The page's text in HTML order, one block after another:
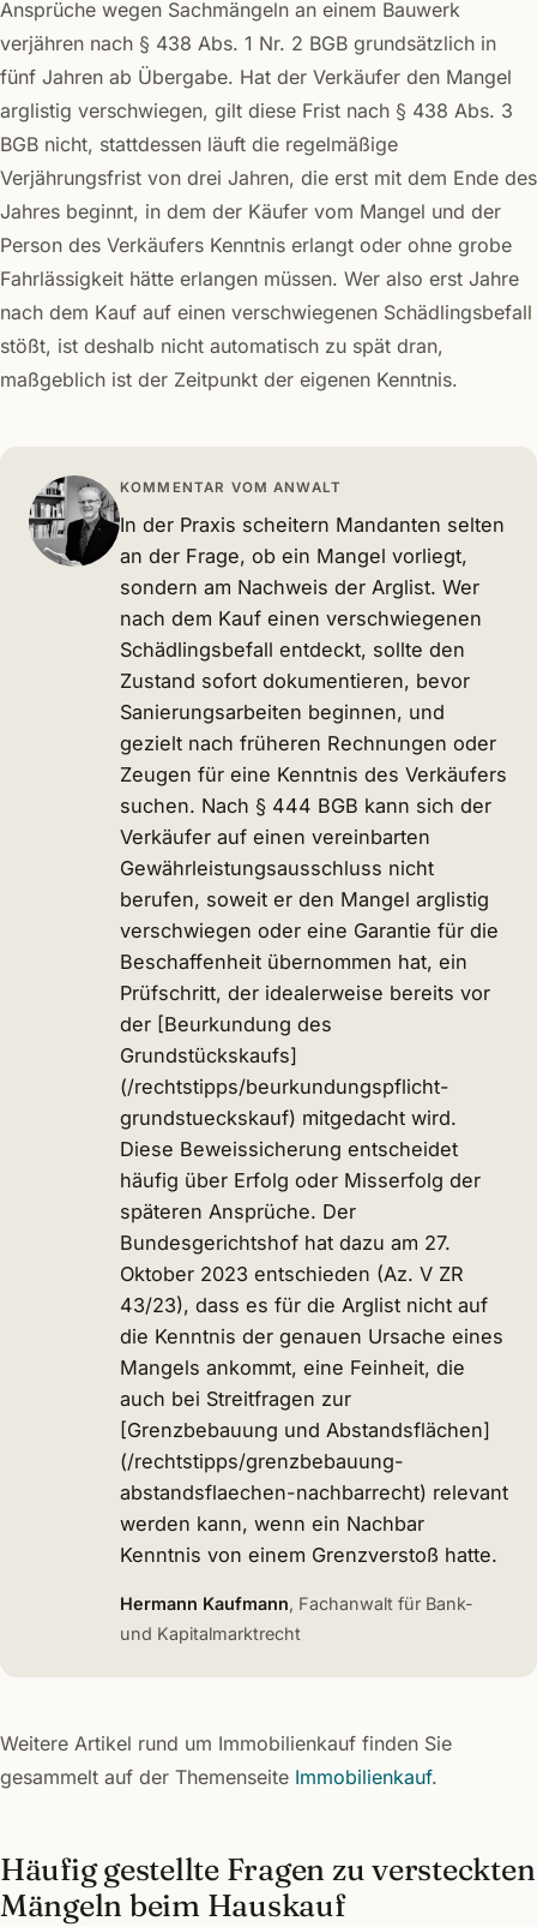
Ansprüche wegen Sachmängeln an einem Bauwerk
verjähren nach § 438 Abs. 1 Nr. 2 BGB grundsätzlich in
fünf Jahren ab Übergabe. Hat der Verkäufer den Mangel
arglistig verschwiegen, gilt diese Frist nach § 438 Abs. 3
BGB nicht, stattdessen läuft die regelmäßige
Verjährungsfrist von drei Jahren, die erst mit dem Ende des
Jahres beginnt, in dem der Käufer vom Mangel und der
Person des Verkäufers Kenntnis erlangt oder ohne grobe
Fahrlässigkeit hätte erlangen müssen. Wer also erst Jahre
nach dem Kauf auf einen verschwiegenen Schädlingsbefall
stößt, ist deshalb nicht automatisch zu spät dran,
maßgeblich ist der Zeitpunkt der eigenen Kenntnis.
KOMMENTAR VOM ANWALT
In der Praxis scheitern Mandanten selten
an der Frage, ob ein Mangel vorliegt,
sondern am Nachweis der Arglist. Wer
nach dem Kauf einen verschwiegenen
Schädlingsbefall entdeckt, sollte den
Zustand sofort dokumentieren, bevor
Sanierungsarbeiten beginnen, und
gezielt nach früheren Rechnungen oder
Zeugen für eine Kenntnis des Verkäufers
suchen. Nach § 444 BGB kann sich der
Verkäufer auf einen vereinbarten
Gewährleistungsausschluss nicht
berufen, soweit er den Mangel arglistig
verschwiegen oder eine Garantie für die
Beschaffenheit übernommen hat, ein
Prüfschritt, der idealerweise bereits vor
der [Beurkundung des
Grundstückskaufs]
(/rechtstipps/beurkundungspflicht-
grundstueckskauf) mitgedacht wird.
Diese Beweissicherung entscheidet
häufig über Erfolg oder Misserfolg der
späteren Ansprüche. Der
Bundesgerichtshof hat dazu am 27.
Oktober 2023 entschieden (Az. V ZR
43/23), dass es für die Arglist nicht auf
die Kenntnis der genauen Ursache eines
Mangels ankommt, eine Feinheit, die
auch bei Streitfragen zur
[Grenzbebauung und Abstandsflächen]
(/rechtstipps/grenzbebauung-
abstandsflaechen-nachbarrecht) relevant
werden kann, wenn ein Nachbar
Kenntnis von einem Grenzverstoß hatte.
Hermann Kaufmann, Fachanwalt für Bank-
und Kapitalmarktrecht
Weitere Artikel rund um Immobilienkauf finden Sie
gesammelt auf der Themenseite Immobilienkauf.
Häufig gestellte Fragen zu versteckten
Mängeln beim Hauskauf